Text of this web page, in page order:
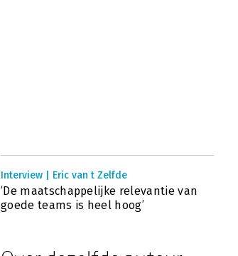
Interview | Eric van t Zelfde
‘De maatschappelijke relevantie van
goede teams is heel hoog’